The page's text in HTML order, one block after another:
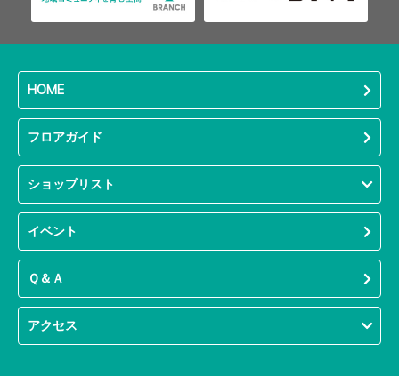
HOME
フロアガイド
ショップリスト
イベント
Ｑ＆Ａ
アクセス